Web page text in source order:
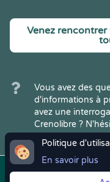
Politique
En savoir plus
Venez rencontrer
Vous avez des
d'informations à
avez une
Crenolibre ?
Copyright © 2022